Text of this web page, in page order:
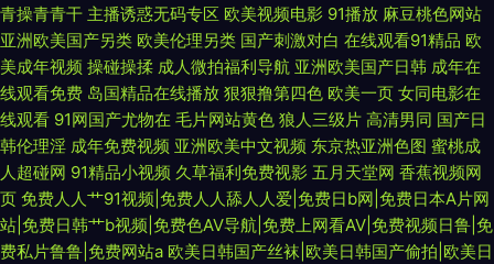
青操青青干 主播诱惑无码专区 欧美视频电影 91播放 麻豆桃色网站
亚洲欧美国产另类 欧美伦理另类 国产刺激对白 在线观看91精品 欧
美成年视频 操碰操揉 成人微拍福利导航 亚洲欧美国产日韩 成年在
线观看免费 岛国精品在线播放 狠狠撸第四色 欧美一页 女同电影在
线观看 91网国产尤物在 毛片网站黄色 狼人三级片 高清男同 国产日
韩伦理淫 成年免费视频 亚洲欧美中文视频 东京热亚洲色图 蜜桃成
人超碰网 91精品小视频 久草福利免费视影 五月天堂网 香蕉视频网
页 免费人人艹91视频|免费人人舔人人爱|免费日b网|免费日本A片网
站|免费日韩艹b视频|免费色AV导航|免费上网看AV|免费视频日鲁|免
费私片鲁鲁|免费网站a 欧美日韩国产丝袜|欧美日韩国产偷拍|欧美日